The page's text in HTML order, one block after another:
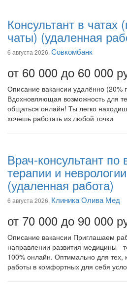
Консультант в чатах
чаты) (удаленная
6 августа 2026, Совкомбанк
от 60 000 до 60 000
Описание вакансии удалённо (20%
Вдохновляющая возможность для
общаться онлайн! Ты легко
хочешь работать из любой точки
Врач-консультант по
терапии и неврологии
(удаленная работа)
6 августа 2026, Клиника Олива Мед
от 70 000 до 90 000
Описание вакансии Приглашаем
направлении развития медицины -
100% онлайн. Оптимально для тех,
работы в комфортных для себя